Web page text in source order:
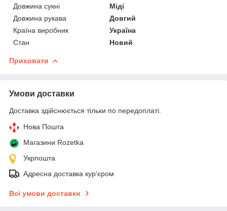
Довжина сукні
Міді
Довжина рукава
Довгий
Країна виробник
Україна
Стан
Новий
Приховати
Умови доставки
Доставка здійснюється тільки по передоплаті.
Нова Пошта
Магазини Rozetka
Укрпошта
Адресна доставка кур'єром
Всі умови доставки